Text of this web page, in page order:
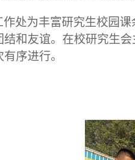
处为丰富研究生校园
结和友谊。在校研究生
序进行。